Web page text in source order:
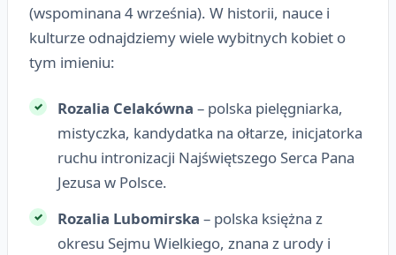
(wspominana 4 września). W historii, nauce i
kulturze odnajdziemy wiele wybitnych kobiet o
tym imieniu:
Rozalia Celakówna – polska pielęgniarka,
mistyczka, kandydatka na ołtarze, inicjatorka
ruchu intronizacji Najświętszego Serca Pana
Jezusa w Polsce.
Rozalia Lubomirska – polska księżna z
okresu Sejmu Wielkiego, znana z urody i